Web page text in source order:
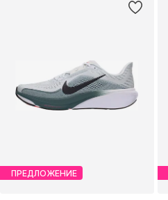
ПРЕДЛОЖЕНИЕ